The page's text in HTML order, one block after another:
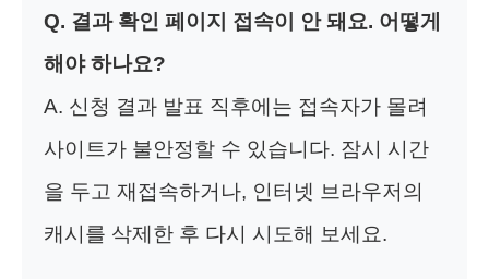
Q. 결과 확인 페이지 접속이 안 돼요. 어떻게
해야 하나요?
A. 신청 결과 발표 직후에는 접속자가 몰려
사이트가 불안정할 수 있습니다. 잠시 시간
을 두고 재접속하거나, 인터넷 브라우저의
캐시를 삭제한 후 다시 시도해 보세요.